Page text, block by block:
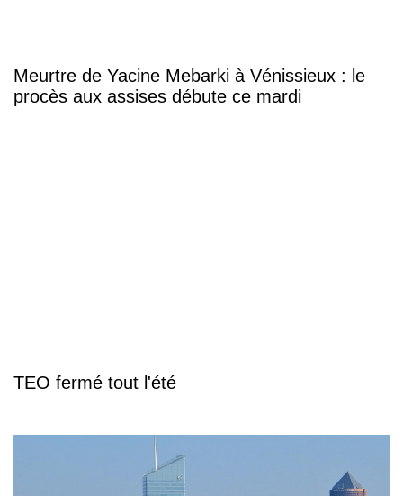
Meurtre de Yacine Mebarki à Vénissieux : le
procès aux assises débute ce mardi
TEO fermé tout l'été